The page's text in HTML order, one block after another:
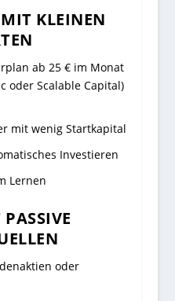
KLEINEN
ab 25 € im Monat
oder Scalable Capital)
mit wenig Startkapital
Investieren
Lernen
oder